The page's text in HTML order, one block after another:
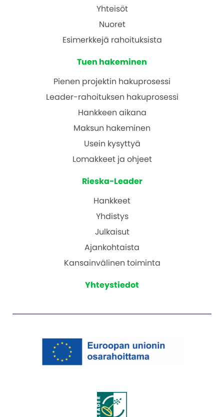
Yhteisöt
Nuoret
Esimerkkejä rahoituksista
Tuen hakeminen
Pienen projektin hakuprosessi
Leader-rahoituksen hakuprosessi
Hankkeen aikana
Maksun hakeminen
Usein kysyttyä
Lomakkeet ja ohjeet
Rieska-Leader
Hankkeet
Yhdistys
Julkaisut
Ajankohtaista
Kansainvälinen toiminta
Yhteystiedot